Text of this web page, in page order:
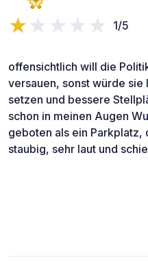
1/5
offensichtlich will die
versauen, sonst würde
setzen und bessere
schon in meinen Augen
geboten als ein Parkplatz,
staubig, sehr laut und